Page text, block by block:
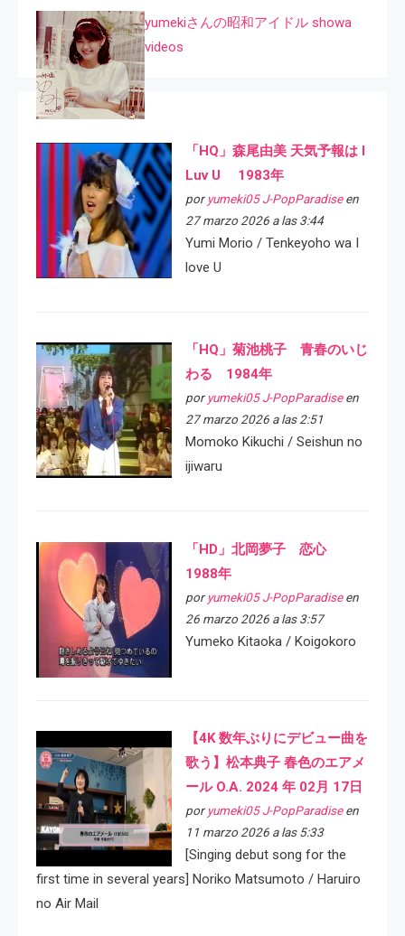
yumekiさんの昭和アイドル showa
videos
「HQ」森尾由美 天気予報は I
Luv U 1983年
por yumeki05 J-PopParadiseen
27 marzo 2026 a las 3:44
Yumi Morio / Tenkeyoho wa I
love U
「HQ」菊池桃子 青春のいじ
わる 1984年
por yumeki05 J-PopParadiseen
27 marzo 2026 a las 2:51
Momoko Kikuchi / Seishun no
ijiwaru
「HD」北岡夢子 恋心
1988年
por yumeki05 J-PopParadiseen
26 marzo 2026 a las 3:57
Yumeko Kitaoka / Koigokoro
【4K 数年ぶりにデビュー曲を
歌う】松本典子 春色のエアメ
ール O.A. 2024 年 02月 17日
por yumeki05 J-PopParadiseen
11 marzo 2026 a las 5:33
[Singing debut song for the
first time in several years] Noriko Matsumoto / Haruiro
no Air Mail